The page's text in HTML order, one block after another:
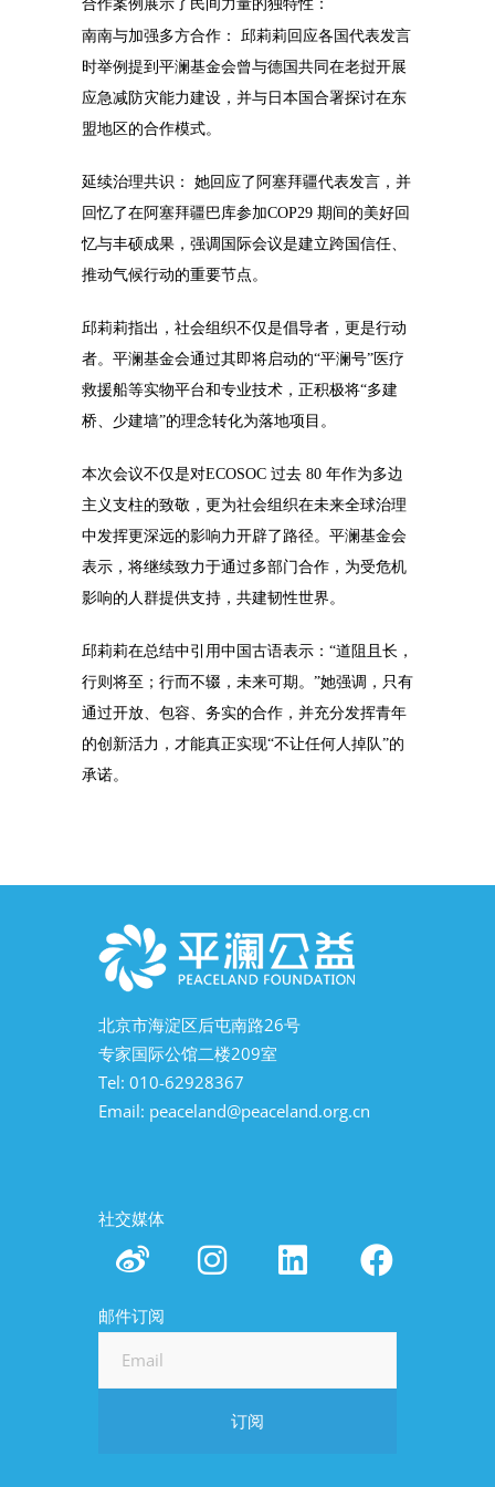
合作案例展示了民间力量的独特性：
南南与加强多方合作： 邱莉莉回应各国代表发言
时举例提到平澜基金会曾与德国共同在老挝开展
应急减防灾能力建设，并与日本国合署探讨在东
盟地区的合作模式。
延续治理共识： 她回应了阿塞拜疆代表发言，并
回忆了在阿塞拜疆巴库参加COP29 期间的美好回
忆与丰硕成果，强调国际会议是建立跨国信任、
推动气候行动的重要节点。
邱莉莉指出，社会组织不仅是倡导者，更是行动
者。平澜基金会通过其即将启动的“平澜号”医疗
救援船等实物平台和专业技术，正积极将“多建
桥、少建墙”的理念转化为落地项目。
本次会议不仅是对ECOSOC 过去 80 年作为多边
主义支柱的致敬，更为社会组织在未来全球治理
中发挥更深远的影响力开辟了路径。平澜基金会
表示，将继续致力于通过多部门合作，为受危机
影响的人群提供支持，共建韧性世界。
邱莉莉在总结中引用中国古语表示：“道阻且长，
行则将至；行而不辍，未来可期。”她强调，只有
通过开放、包容、务实的合作，并充分发挥青年
的创新活力，才能真正实现“不让任何人掉队”的
承诺。
北京市海淀区后屯南路26号
专家国际公馆二楼209室
Tel: 010-62928367
Email: peaceland@peaceland.org.cn
社交媒体
邮件订阅